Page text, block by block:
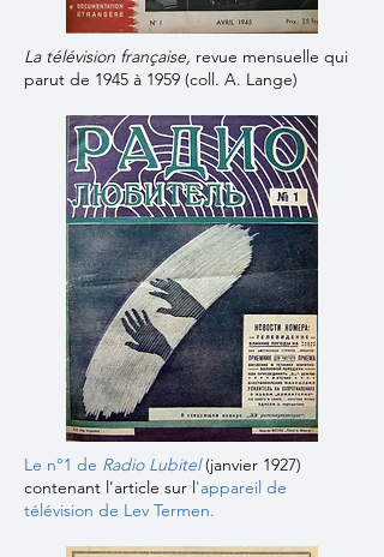
La télévision française, revue mensuelle qui
parut de 1945 à 1959 (coll. A. Lange)
Le n°1 de Radio Lubitel (janvier 1927)
contenant l'article sur l'appareil de
télévision de Lev Termen.